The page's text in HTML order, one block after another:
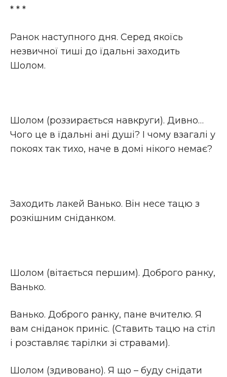
* * *
Ранок наступного дня. Серед якоїсь
незвичної тиші до їдальні заходить
Шолом.
Шолом (роззирається навкруги). Дивно…
Чого це в їдальні ані душі? І чому взагалі у
покоях так тихо, наче в домі нікого немає?
Заходить лакей Ванько. Він несе тацю з
розкішним сніданком.
Шолом (вітається першим). Доброго ранку,
Ванько.
Ванько. Доброго ранку, пане вчителю. Я
вам сніданок приніс. (Ставить тацю на стіл
і розставляє тарілки зі стравами).
Шолом (здивовано). Я що – буду снідати